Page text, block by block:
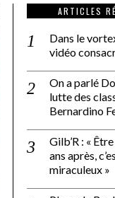
ARTICLES
Dans le
vidéo
On a parlé
lutte des
Bernardino
Gilb’R : «
ans après,
miraculeux »